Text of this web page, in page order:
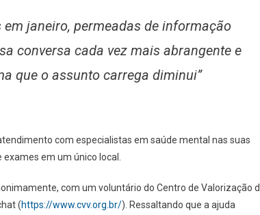
janeiro, permeadas de informação
conversa cada vez mais abrangente e
que o assunto carrega diminui”
com especialistas em saúde mental nas suas
em um único local.
com um voluntário do Centro de Valorização
(https://www.cvv.org.br/). Ressaltando que a ajuda